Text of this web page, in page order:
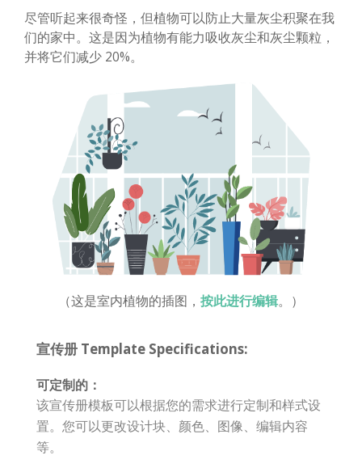
尽管听起来很奇怪，但植物可以防止大量灰尘积聚在我
们的家中。这是因为植物有能力吸收灰尘和灰尘颗粒，
并将它们减少 20%。
（这是室内植物的插图， 按此进行编辑。）
宣传册 Template Specifications:
可定制的：
该宣传册模板可以根据您的需求进行定制和样式设
置。您可以更改设计块、颜色、图像、编辑内容
等。